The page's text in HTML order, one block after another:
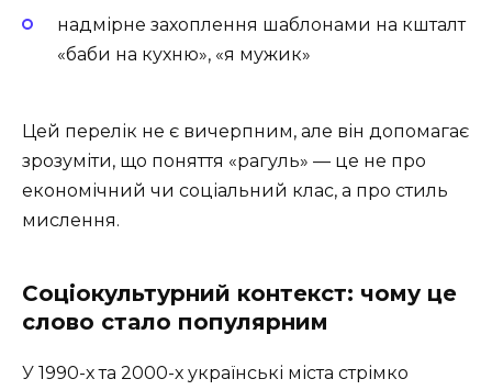
надмірне захоплення шаблонами на кшталт
«баби на кухню», «я мужик»
Цей перелік не є вичерпним, але він допомагає
зрозуміти, що поняття «рагуль» — це не про
економічний чи соціальний клас, а про стиль
мислення.
Соціокультурний контекст: чому це
слово стало популярним
У 1990-х та 2000-х українські міста стрімко